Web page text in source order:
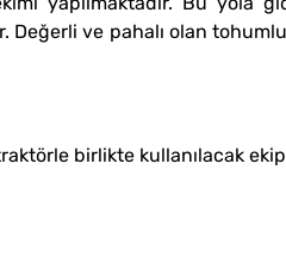
ve pahalı olan
birlikte kullanılacak